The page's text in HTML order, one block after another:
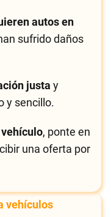
autos en
sufrido daños
justa y
y sencillo.
, ponte en
una oferta por
vehículos